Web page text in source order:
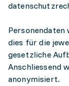
Personendaten
dies für die
gesetzliche
Anschliessend
anonymisiert.